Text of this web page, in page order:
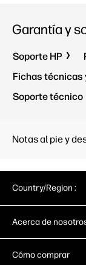
Garantía y
Soporte HP
Fichas técnicas
Soporte técnico
Notas al pie y
Country/Region :
Acerca de
Cómo comprar